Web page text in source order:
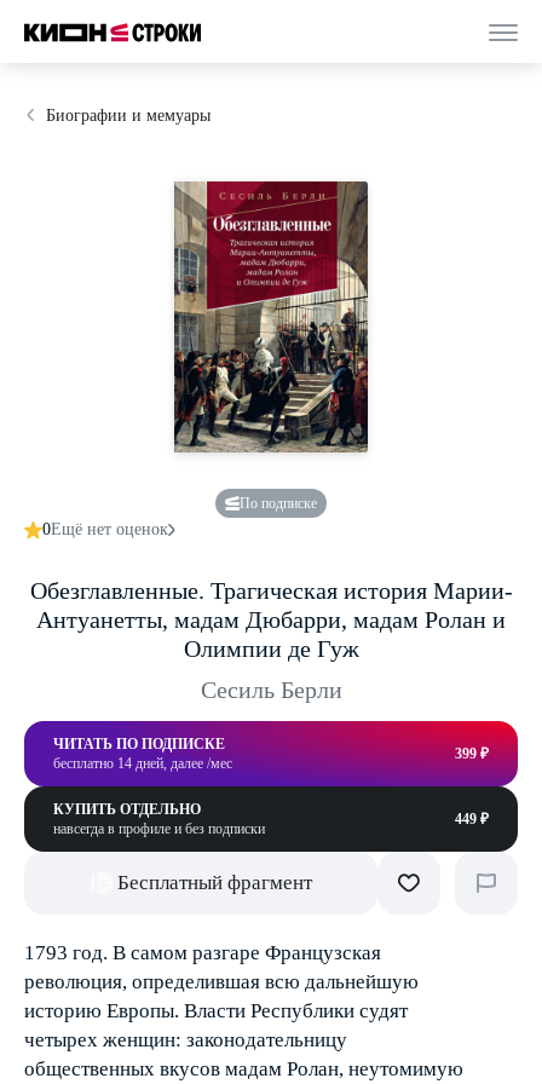
Биографии и мемуары
По подписке
0Ещё нет оценок
Обезглавленные. Трагическая история Марии-
Антуанетты, мадам Дюбарри, мадам Ролан и
Олимпии де Гуж
Сесиль Берли
ЧИТАТЬ ПО ПОДПИСКЕ
бесплатно 14 дней, далее /мес
399 ₽
КУПИТЬ ОТДЕЛЬНО
навсегда в профиле и без подписки
449 ₽
Бесплатный фрагмент
1793 год. В самом разгаре Французская
революция, определившая всю дальнейшую
историю Европы. Власти Республики судят
четырех женщин: законодательницу
общественных вкусов мадам Ролан, неутомимую